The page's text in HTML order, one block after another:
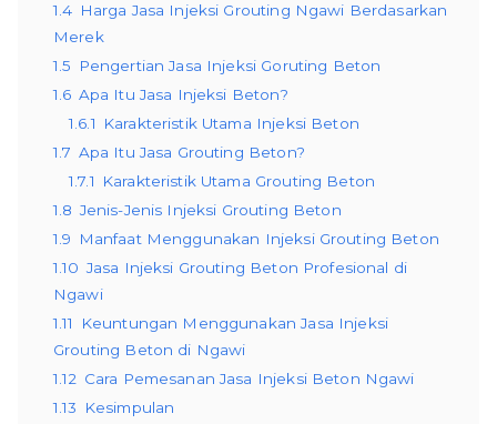
1.4 Harga Jasa Injeksi Grouting Ngawi Berdasarkan
Merek
1.5
Pengertian Jasa Injeksi Goruting Beton
1.6 Apa Itu Jasa Injeksi Beton?
1.6.1
Karakteristik Utama Injeksi Beton
1.7 Apa Itu Jasa Grouting Beton?
1.7.1
Karakteristik Utama Grouting Beton
1.8 Jenis-Jenis Injeksi Grouting Beton
1.9
Manfaat Menggunakan Injeksi Grouting Beton
1.10 Jasa Injeksi Grouting Beton Profesional di
Ngawi
1.11
Keuntungan Menggunakan Jasa Injeksi
Grouting Beton di Ngawi
1.12 Cara Pemesanan Jasa Injeksi Beton Ngawi
1.13
Kesimpulan